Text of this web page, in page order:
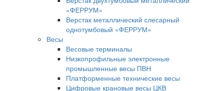
«ФЕРРУМ»
Верстак металлический слесарный
однотумбовый «ФЕРРУМ»
Весы
Весовые терминалы
Низкопрофильные электронные
промышленные весы ПВН
Платформенные технические весы
Цифровые крановые весы ЦКВ